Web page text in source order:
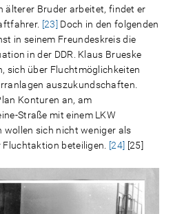
älterer Bruder arbeitet, findet er
[23] Doch in den folgenden
in seinem Freundeskreis die
in der DDR. Klaus Brueske
sich über Fluchtmöglichkeiten
auszukundschaften.
Konturen an, am
Straße mit einem LKW
wollen sich nicht weniger als
beteiligen.
[24] [25]